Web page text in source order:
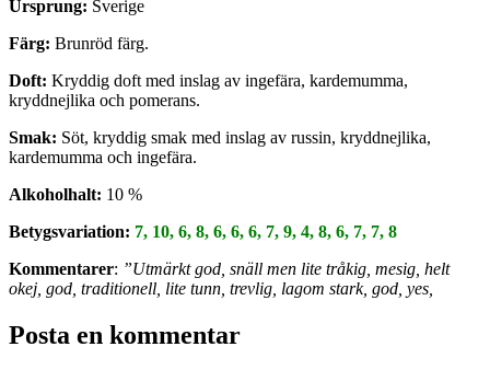
Ursprung: Sverige
Färg: Brunröd färg.
Doft: Kryddig doft med inslag av ingefära, kardemumma,
kryddnejlika och pomerans.
Smak: Söt, kryddig smak med inslag av russin, kryddnejlika,
kardemumma och ingefära.
Alkoholhalt: 10 %
Betygsvariation: 7, 10, 6, 8, 6, 6, 6, 7, 9, 4, 8, 6, 7, 7, 8
Kommentarer: ”Utmärkt god, snäll men lite tråkig, mesig, helt
okej, god, traditionell, lite tunn, trevlig, lagom stark, god, yes,
Posta en kommentar